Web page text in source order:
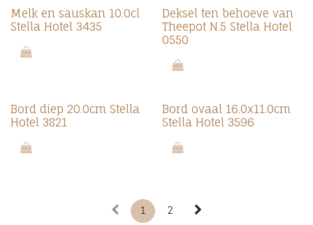
Melk en sauskan 10.0cl
Stella Hotel 3435
Deksel ten behoeve van
Theepot N.5 Stella Hotel
0550
Bord diep 20.0cm Stella
Hotel 3821
Bord ovaal 16.0x11.0cm
Stella Hotel 3596
1 2